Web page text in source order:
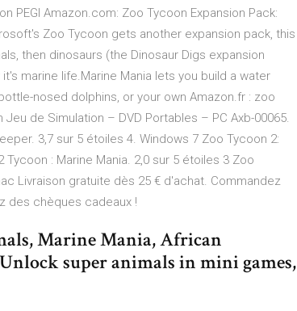
PEGI Amazon.com: Zoo Tycoon Expansion Pack:
Zoo Tycoon gets another expansion pack, this
then dinosaurs (the Dinosaur Digs expansion
marine life.Marine Mania lets you build a water
nosed dolphins, or your own Amazon.fr : zoo
de Simulation – DVD Portables – PC Axb-00065.
3,7 sur 5 étoiles 4. Windows 7 Zoo Tycoon 2:
: Marine Mania. 2,0 sur 5 étoiles 3 Zoo
Livraison gratuite dès 25 € d'achat. Commandez
des chèques cadeaux !
Marine Mania, African
super animals in mini games,